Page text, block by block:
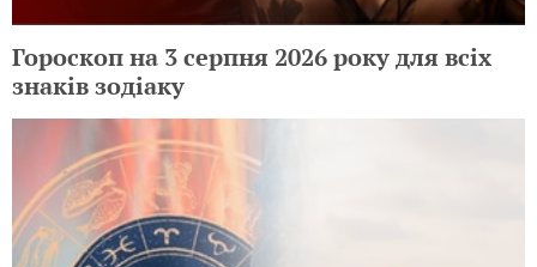
Гороскоп на 3 серпня 2026 року для всіх
знаків зодіаку